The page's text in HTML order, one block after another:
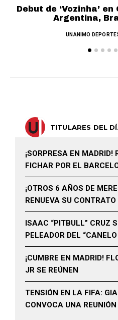
Debut de ‘Vozinha’
Argentina,
UNANIMO
TITULARES DEL
¡SORPRESA EN MADRID!
FICHAR POR EL
¡OTROS 6 AÑOS DE
RENUEVA SU
ISAAC “PITBULL” CRUZ
PELEADOR DEL
¡CUMBRE EN MADRID!
JR SE REÚNEN
TENSIÓN EN LA FIFA:
CONVOCA UNA